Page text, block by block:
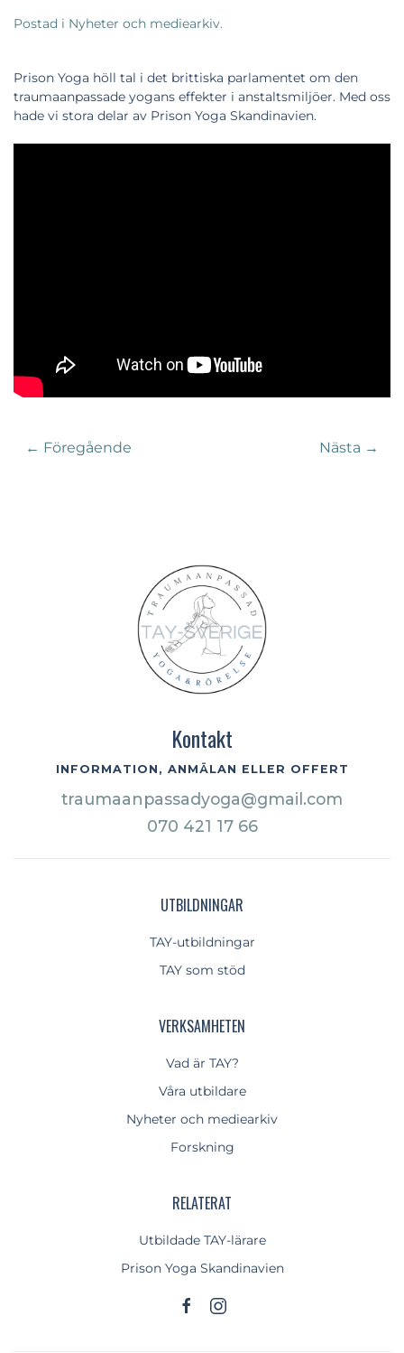
Postad i Nyheter och mediearkiv.
Prison Yoga höll tal i det brittiska parlamentet om den
traumaanpassade yogans effekter i anstaltsmiljöer. Med oss
hade vi stora delar av Prison Yoga Skandinavien.
← Föregående Nästa →
Kontakt
INFORMATION, ANMÄLAN ELLER OFFERT
traumaanpassadyoga@gmail.com
070 421 17 66
UTBILDNINGAR
TAY-utbildningar
TAY som stöd
VERKSAMHETEN
Vad är TAY?
Våra utbildare
Nyheter och mediearkiv
Forskning
RELATERAT
Utbildade TAY-lärare
Prison Yoga Skandinavien